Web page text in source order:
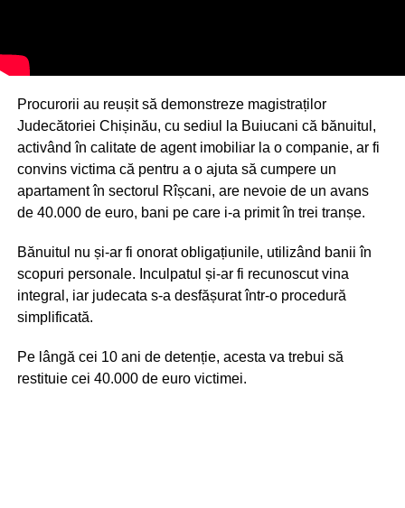
Procurorii au reușit să demonstreze magistraților
Judecătoriei Chișinău, cu sediul la Buiucani că bănuitul,
activând în calitate de agent imobiliar la o companie, ar fi
convins victima că pentru a o ajuta să cumpere un
apartament în sectorul Rîșcani, are nevoie de un avans
de 40.000 de euro, bani pe care i-a primit în trei tranșe.
Bănuitul nu și-ar fi onorat obligațiunile, utilizând banii în
scopuri personale. Inculpatul și-ar fi recunoscut vina
integral, iar judecata s-a desfășurat într-o procedură
simplificată.
Pe lângă cei 10 ani de detenție, acesta va trebui să
restituie cei 40.000 de euro victimei.